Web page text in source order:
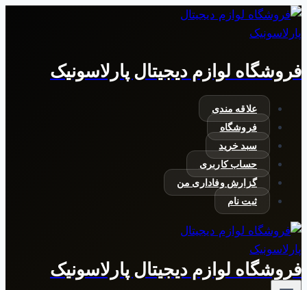
بازگشت
به
فروشگاه لوازم دیجیتال پارلاسونیک
علاقه مندی
فروشگاه
سبد خرید
حساب کاربری
گزارش وفاداری من
ثبت نام
فروشگاه لوازم دیجیتال پارلاسونیک